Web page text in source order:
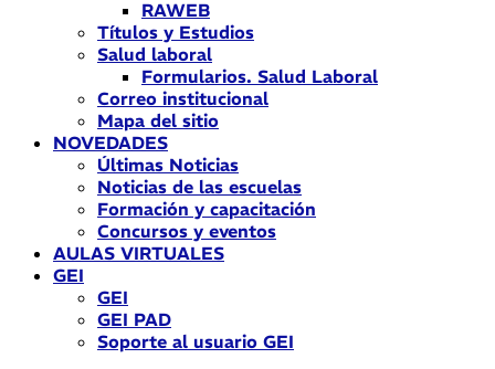
RAWEB
Títulos y Estudios
Salud laboral
Formularios. Salud Laboral
Correo institucional
Mapa del sitio
NOVEDADES
Últimas Noticias
Noticias de las escuelas
Formación y capacitación
Concursos y eventos
AULAS VIRTUALES
GEI
GEI
GEI PAD
Soporte al usuario GEI